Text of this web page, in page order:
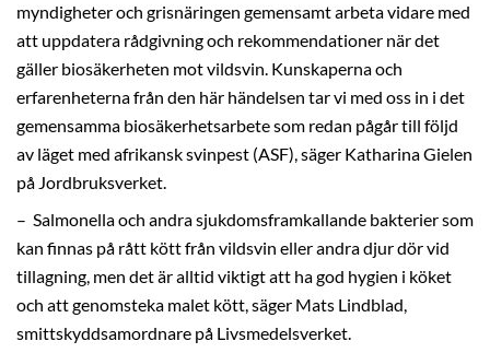
myndigheter och grisnäringen gemensamt arbeta vidare med
att uppdatera rådgivning och rekommendationer när det
gäller biosäkerheten mot vildsvin. Kunskaperna och
erfarenheterna från den här händelsen tar vi med oss in i det
gemensamma biosäkerhetsarbete som redan pågår till följd
av läget med afrikansk svinpest (ASF), säger Katharina Gielen
på Jordbruksverket.
– Salmonella och andra sjukdomsframkallande bakterier som
kan finnas på rått kött från vildsvin eller andra djur dör vid
tillagning, men det är alltid viktigt att ha god hygien i köket
och att genomsteka malet kött, säger Mats Lindblad,
smittskyddsamordnare på Livsmedelsverket.